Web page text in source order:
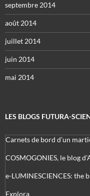
septembre 2014
août 2014
juillet 2014
juin 2014
mai 2014
LES BLOGS FUTURA-
Carnets de bord d’un
COSMOGONIES, le blog
e-LUMINESCIENCES: the
Explora